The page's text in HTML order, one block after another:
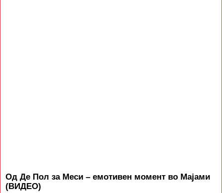
Од Де Пол за Меси – емотивен момент во Мајами
(ВИДЕО)